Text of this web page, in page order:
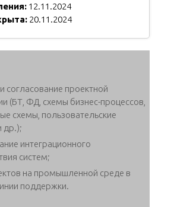
12.11.2024
20.11.2024
согласование проектной
(БТ, ФД, схемы бизнес-процессов,
схемы, пользовательские
др.);
интеграционного
систем;
на промышленной среде в
поддержки.